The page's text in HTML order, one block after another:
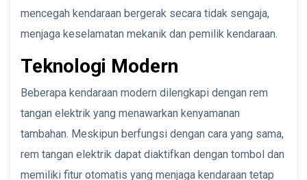
mencegah kendaraan bergerak secara tidak sengaja,
menjaga keselamatan mekanik dan pemilik kendaraan.
Teknologi Modern
Beberapa kendaraan modern dilengkapi dengan rem
tangan elektrik yang menawarkan kenyamanan
tambahan. Meskipun berfungsi dengan cara yang sama,
rem tangan elektrik dapat diaktifkan dengan tombol dan
memiliki fitur otomatis yang menjaga kendaraan tetap